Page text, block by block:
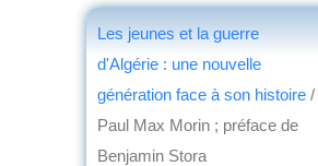
Les jeunes et la guerre
d'Algérie : une nouvelle
génération face à son histoire /
Paul Max Morin ; préface de
Benjamin Stora